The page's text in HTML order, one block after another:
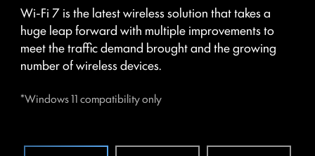
Wi-Fi 7 is the latest wireless solution that takes a
huge leap forward with multiple improvements to
meet the traffic demand brought and the growing
number of wireless devices.
*Windows 11 compatibility only
The exclusive Supplemental PCIe Power connector
provides dedicated power for the high-power
demands of GPUs used in AI computing and gaming,
ensuring stable, efficient, and sustained performance.